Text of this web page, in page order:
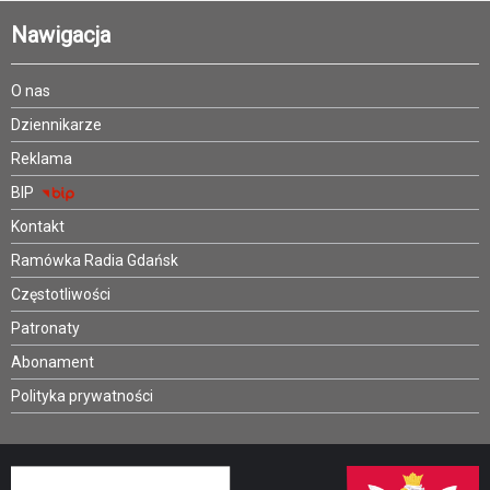
Nawigacja
O nas
Dziennikarze
Reklama
BIP
Kontakt
Ramówka Radia Gdańsk
Częstotliwości
Patronaty
Abonament
Polityka prywatności